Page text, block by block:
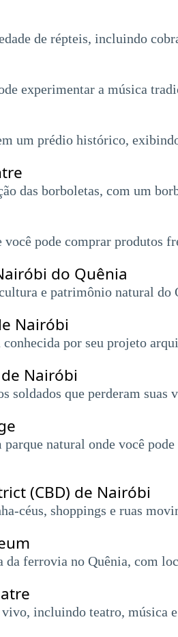
de répteis, incluindo
experimentar a música
um prédio histórico,
das borboletas, com um
pode comprar produtos
do Quênia
e patrimônio natural do
Nairóbi
por seu projeto
Nairóbi
soldados que perderam suas
natural onde você
(CBD) de Nairóbi
céus, shoppings e ruas
ferrovia no Quênia, com
incluindo teatro, música